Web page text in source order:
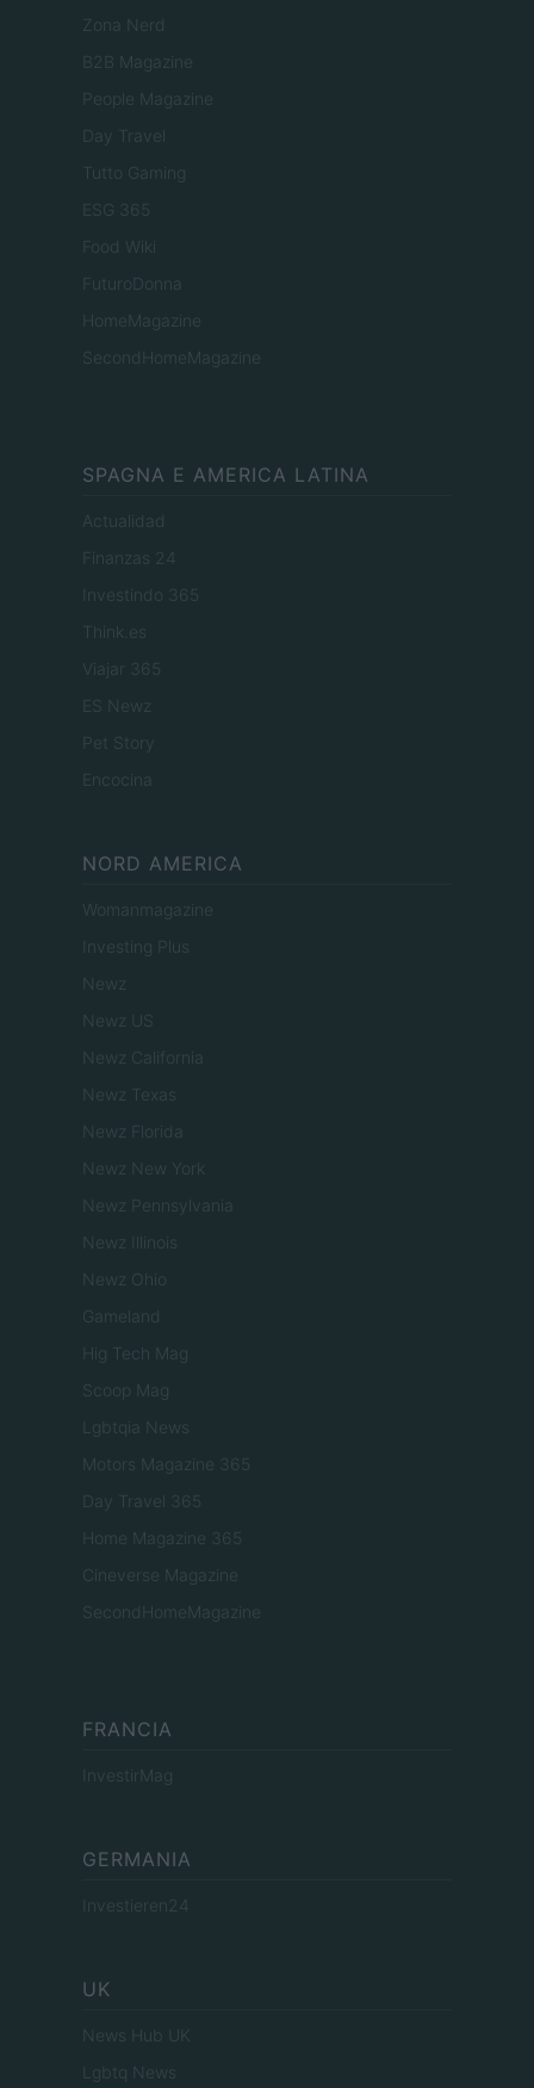
Zona Nerd
B2B Magazine
People Magazine
Day Travel
Tutto Gaming
ESG 365
Food Wiki
FuturoDonna
HomeMagazine
SecondHomeMagazine
SPAGNA E AMERICA LATINA
Actualidad
Finanzas 24
Investindo 365
Think.es
Viajar 365
ES Newz
Pet Story
Encocina
NORD AMERICA
Womanmagazine
Investing Plus
Newz
Newz US
Newz California
Newz Texas
Newz Florida
Newz New York
Newz Pennsylvania
Newz Illinois
Newz Ohio
Gameland
Hig Tech Mag
Scoop Mag
Lgbtqia News
Motors Magazine 365
Day Travel 365
Home Magazine 365
Cineverse Magazine
SecondHomeMagazine
FRANCIA
InvestirMag
GERMANIA
Investieren24
UK
News Hub UK
Lgbtq News